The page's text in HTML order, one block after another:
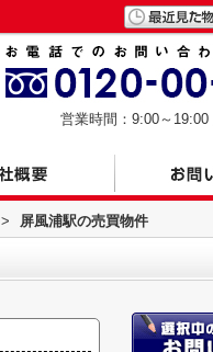
営業時間：9:00～19:00
> 屏風浦駅の売買物件